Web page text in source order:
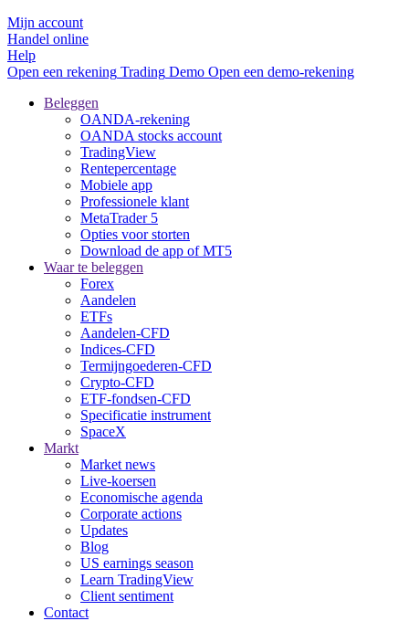
Mijn account
Handel online
Help
Open een rekening Trading Demo Open een demo-rekening
Beleggen
OANDA-rekening
OANDA stocks account
TradingView
Rentepercentage
Mobiele app
Professionele klant
MetaTrader 5
Opties voor storten
Download de app of MT5
Waar te beleggen
Forex
Aandelen
ETFs
Aandelen-CFD
Indices-CFD
Termijngoederen-CFD
Crypto-CFD
ETF-fondsen-CFD
Specificatie instrument
SpaceX
Markt
Market news
Live-koersen
Economische agenda
Corporate actions
Updates
Blog
US earnings season
Learn TradingView
Client sentiment
Contact